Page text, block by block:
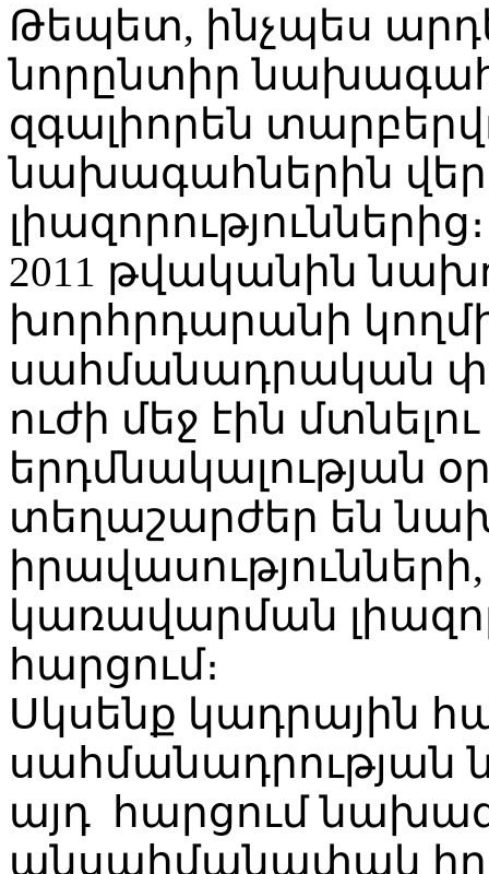
Թեպետ, ինչպես
նորընտիր
զգալիորեն
նախագահներին
2011 թվականին
խորհրդարանի
սահմանադրական
ուժի մեջ էին
երդմնակալության
տեղաշարժեր են
իրավասությունների,
կառավարման
հարցում։
Սկսենք կադրային
սահմանադրության
այդ հարցում
անսահմանափակ